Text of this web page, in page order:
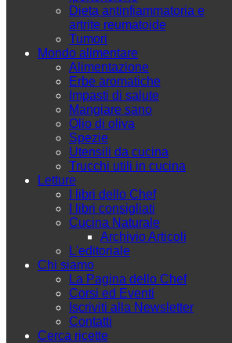
Dieta antinfiammatoria e
artrite reumatoide
Tumori
Mondo alimentare
Alimentazione
Erbe aromatiche
Impasti di salute
Mangiare sano
Olio di oliva
Spezie
Utensili da cucina
Trucchi utili in cucina
Letture
I libri dello Chef
I libri consigliati
Cucina Naturale
Archivio Articoli
L'editoriale
Chi siamo
La Pagina dello Chef
Corsi ed Eventi
Iscriviti alla Newsletter
Contatti
Cerca ricette